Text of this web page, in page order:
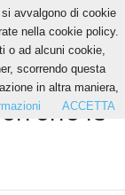
le
avvalgono di cookie
nella cookie policy.
o ad alcuni cookie,
scorrendo questa
in altra maniera,
ACCETTA